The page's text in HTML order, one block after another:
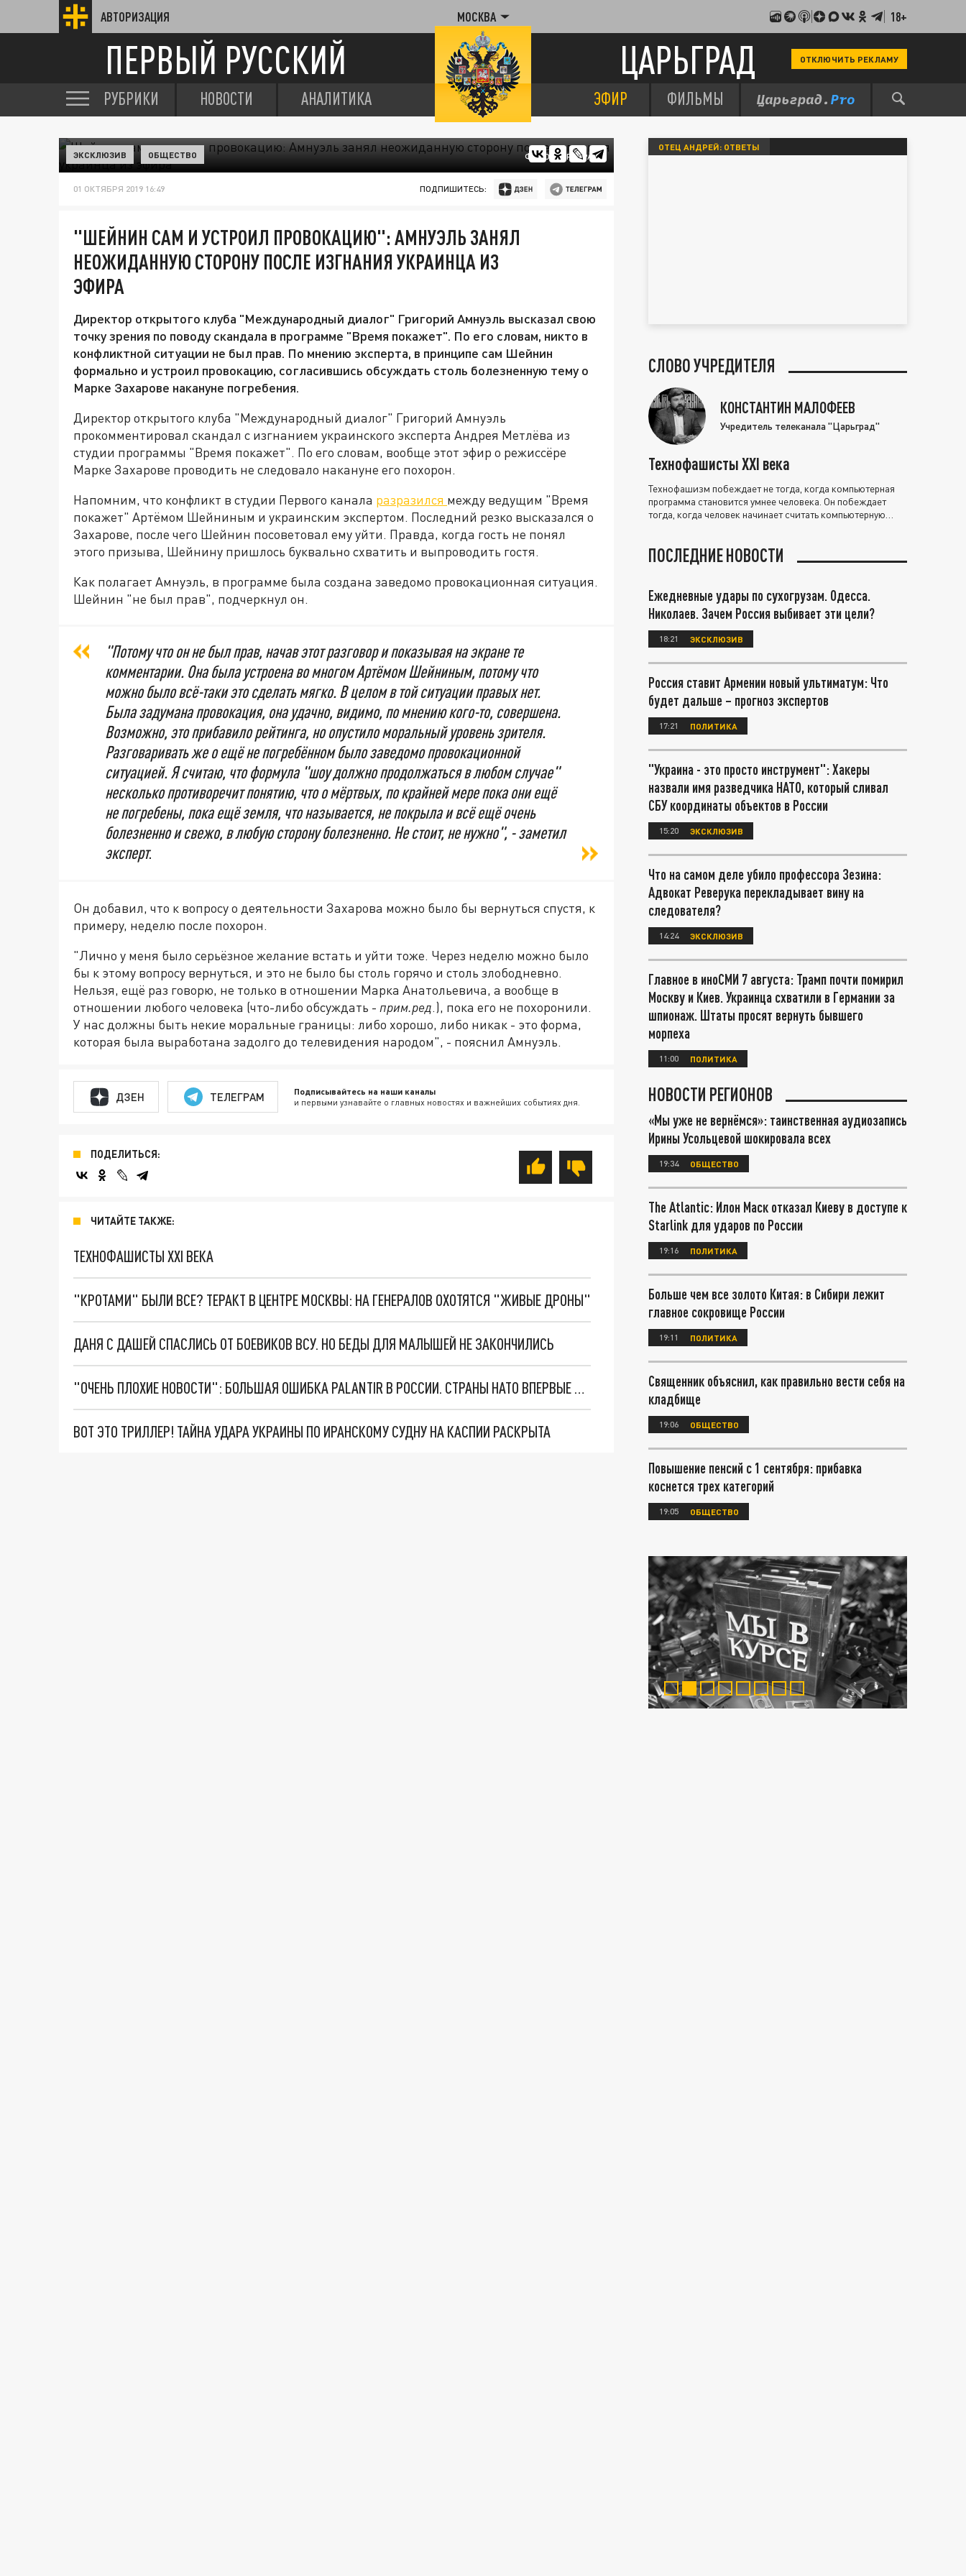
АВТОРИЗАЦИЯ МОСКВА 18+
ПЕРВЫЙ РУССКИЙ ЦАРЬГРАД ОТКЛЮЧИТЬ РЕКЛАМУ
РУБРИКИ НОВОСТИ АНАЛИТИКА ЭФИР ФИЛЬМЫ
ФОТО: ЦАРЬГРАД
ЭКСКЛЮЗИВ ОБЩЕСТВО
01 ОКТЯБРЯ 2019 16:49 ПОДПИШИТЕСЬ:
"ШЕЙНИН САМ И УСТРОИЛ ПРОВОКАЦИЮ": АМНУЭЛЬ ЗАНЯЛ
НЕОЖИДАННУЮ СТОРОНУ ПОСЛЕ ИЗГНАНИЯ УКРАИНЦА ИЗ
ЭФИРА
Директор открытого клуба "Международный диалог" Григорий Амнуэль высказал свою
точку зрения по поводу скандала в программе "Время покажет". По его словам, никто в
конфликтной ситуации не был прав. По мнению эксперта, в принципе сам Шейнин
формально и устроил провокацию, согласившись обсуждать столь болезненную тему о
Марке Захарове накануне погребения.
Директор открытого клуба "Международный диалог" Григорий Амнуэль
прокомментировал скандал с изгнанием украинского эксперта Андрея Метлёва из
студии программы "Время покажет". По его словам, вообще этот эфир о режиссёре
Марке Захарове проводить не следовало накануне его похорон.
Напомним, что конфликт в студии Первого канала разразился между ведущим "Время
покажет" Артёмом Шейниным и украинским экспертом. Последний резко высказался о
Захарове, после чего Шейнин посоветовал ему уйти. Правда, когда гость не понял
этого призыва, Шейнину пришлось буквально схватить и выпроводить гостя.
Как полагает Амнуэль, в программе была создана заведомо провокационная ситуация.
Шейнин "не был прав", подчеркнул он.
"Потому что он не был прав, начав этот разговор и показывая на экране те
комментарии. Она была устроена во многом Артёмом Шейниным, потому что
можно было всё-таки это сделать мягко. В целом в той ситуации правых нет.
Была задумана провокация, она удачно, видимо, по мнению кого-то, совершена.
Возможно, это прибавило рейтинга, но опустило моральный уровень зрителя.
Разговаривать же о ещё не погребённом было заведомо провокационной
ситуацией. Я считаю, что формула "шоу должно продолжаться в любом случае"
несколько противоречит понятию, что о мёртвых, по крайней мере пока они ещё
не погребены, пока ещё земля, что называется, не покрыла и всё ещё очень
болезненно и свежо, в любую сторону болезненно. Не стоит, не нужно", - заметил
эксперт.
Он добавил, что к вопросу о деятельности Захарова можно было бы вернуться спустя, к
примеру, неделю после похорон.
"Лично у меня было серьёзное желание встать и уйти тоже. Через неделю можно было
бы к этому вопросу вернуться, и это не было бы столь горячо и столь злободневно.
Нельзя, ещё раз говорю, не только в отношении Марка Анатольевича, а вообще в
отношении любого человека (что-либо обсуждать - прим.ред.), пока его не похоронили.
У нас должны быть некие моральные границы: либо хорошо, либо никак - это форма,
которая была выработана задолго до телевидения народом", - пояснил Амнуэль.
ДЗЕН ТЕЛЕГРАМ Подписывайтесь на наши каналы
и первыми узнавайте о главных новостях и важнейших событиях дня.
ПОДЕЛИТЬСЯ:
ЧИТАЙТЕ ТАКЖЕ:
ТЕХНОФАШИСТЫ XXI ВЕКА
"КРОТАМИ" БЫЛИ ВСЕ? ТЕРАКТ В ЦЕНТРЕ МОСКВЫ: НА ГЕНЕРАЛОВ ОХОТЯТСЯ "ЖИВЫЕ ДРОНЫ"
ДАНЯ С ДАШЕЙ СПАСЛИСЬ ОТ БОЕВИКОВ ВСУ. НО БЕДЫ ДЛЯ МАЛЫШЕЙ НЕ ЗАКОНЧИЛИСЬ
"ОЧЕНЬ ПЛОХИЕ НОВОСТИ": БОЛЬШАЯ ОШИБКА PALANTIR В РОССИИ. СТРАНЫ НАТО ВПЕРВЫЕ ЗА СВО ОСТАНОВИЛИ ПОСТАВКИ ОРУЖИЯ. ВСУ ТЕРЯЮТ ПРИГРАНИЧЬЕ?
ВОТ ЭТО ТРИЛЛЕР! ТАЙНА УДАРА УКРАИНЫ ПО ИРАНСКОМУ СУДНУ НА КАСПИИ РАСКРЫТА
ОТЕЦ АНДРЕЙ: ОТВЕТЫ
СЛОВО УЧРЕДИТЕЛЯ
КОНСТАНТИН МАЛОФЕЕВ
Учредитель телеканала "Царьград"
Технофашисты XXI века
Технофашизм побеждает не тогда, когда компьютерная
программа становится умнее человека. Он побеждает
тогда, когда человек начинает считать компьютерную
ПОСЛЕДНИЕ НОВОСТИ
Ежедневные удары по сухогрузам. Одесса.
Николаев. Зачем Россия выбивает эти цели?
18:21 ЭКСКЛЮЗИВ
Россия ставит Армении новый ультиматум: Что
будет дальше – прогноз экспертов
17:21 ПОЛИТИКА
"Украина - это просто инструмент": Хакеры
назвали имя разведчика НАТО, который сливал
СБУ координаты объектов в России
15:20 ЭКСКЛЮЗИВ
Что на самом деле убило профессора Зезина:
Адвокат Реверука перекладывает вину на
следователя?
14:24 ЭКСКЛЮЗИВ
Главное в иноСМИ 7 августа: Трамп почти помирил
Москву и Киев. Украинца схватили в Германии за
шпионаж. Штаты просят вернуть бывшего
морпеха
11:00 ПОЛИТИКА
НОВОСТИ РЕГИОНОВ
«Мы уже не вернёмся»: таинственная аудиозапись
Ирины Усольцевой шокировала всех
19:34 ОБЩЕСТВО
The Atlantic: Илон Маск отказал Киеву в доступе к
Starlink для ударов по России
19:16 ПОЛИТИКА
Больше чем все золото Китая: в Сибири лежит
главное сокровище России
19:11 ПОЛИТИКА
Священник объяснил, как правильно вести себя на
кладбище
19:06 ОБЩЕСТВО
Повышение пенсий с 1 сентября: прибавка
коснется трех категорий
19:05 ОБЩЕСТВО